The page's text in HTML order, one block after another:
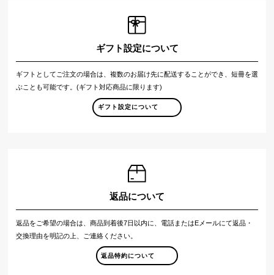
ギフト設定について
ギフトとしてご注文の場合は、複数のお届け先に配送することができ、短冊を選
ぶことも可能です。(ギフト対応商品に限ります)
ギフト設定について
返品について
返品をご希望の場合は、商品到着後7日以内に、電話またはEメールにて返品・
交換理由を明記の上、ご連絡ください。
返品特約について